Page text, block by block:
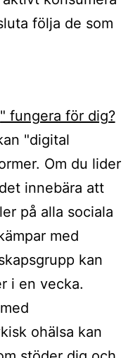
följa de som
"digital
Om du lider
innebära att
på alla sociala
med
kan
i en vecka.
ohälsa kan